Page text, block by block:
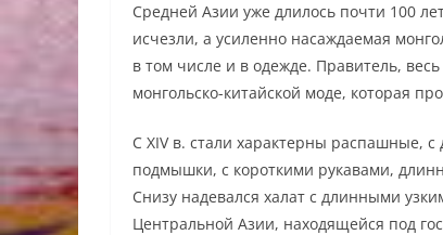
Средней Азии уже длилось почти 100
исчезли, а усиленно насаждаемая
в том числе и в одежде. Правитель,
монгольско-китайской моде, которая
С XIV в. стали характерны распашные,
подмышки, с короткими рукавами,
Снизу надевался халат с длинными
Центральной Азии, находящейся под